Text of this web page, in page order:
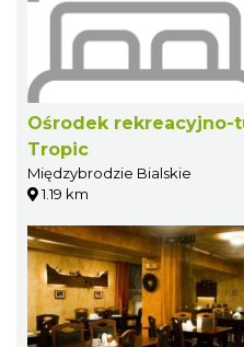
Ośrodek rekreacyjno-
Tropic
Międzybrodzie Bialskie
1.19 km